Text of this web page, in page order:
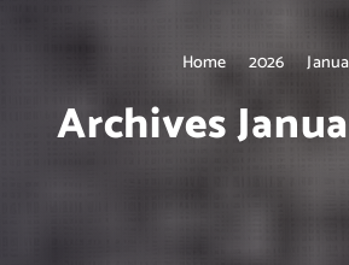
Home 2026
Archives